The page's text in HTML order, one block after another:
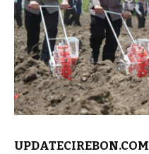
UPDATECIREBON.COM